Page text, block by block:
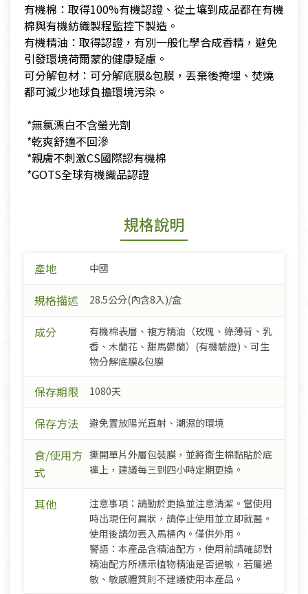
有機棉：取得100%有機認證、從土壤到成品都在有機
棉與有機紡織製程監控下製造。
​有機精油：取得認證，有別一般化學合成香精，避免
引發環境荷爾蒙的健康疑慮。
​可分解包材：可分解底膜&包膜，丟棄後掩埋、焚燒
都可減少地球負擔環境污染。
​ *無氯漂白不含螢光劑
​ *乾爽舒適不回滲
​ *親膚不刺激CS國際認有機棉
​ *GOTS全球有機織品認證
規格說明
產地 中國
規格描述 28.5公分(內含8入)/盒
成分
有機棉表層、複方精油（玫瑰、綠薄荷、乳
香、木蘭花、甜馬鬱蘭）(有機驗證)、可生
物分解底膜&包膜
保存期限 1080天
保存方法 避免置放陽光直射、潮濕的環境
食/使用方
式
撕開單片外層包裝膜，並將衛生棉黏貼於底
褲上，建議每三到四小時定期更換。
其他
注意事項：請勤於更換並注意清潔。當使用
時出現任何異狀，請停止使用並立即就醫。
使用後請勿丟入馬桶內。僅供外用。
警語：本產品含精油配方，使用前請確認對
精油配方所標示植物精油是否過敏，若屬過
敏、敏感體質則不建議使用本產品。